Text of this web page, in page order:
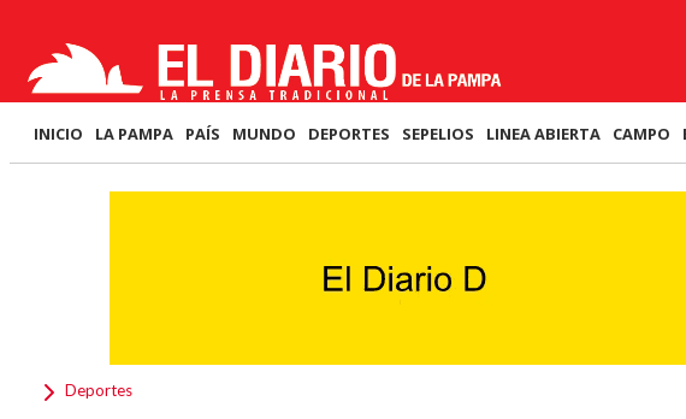
INICIO LA PAMPA PAÍS MUNDO DEPORTES SEPELIOS LINEA ABIERTA CAMPO
Deportes